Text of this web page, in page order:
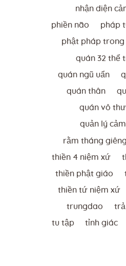
nhận diện
phiền não pháp
phật pháp trong
quán 32 thể
quán ngũ uẩn
quán thân
quán vô
quản lý
rằm tháng giêng
thiền 4 niệm xứ
thiền phật giáo
thiền tứ niệm xứ
trungdao trả
tu tập tỉnh giác